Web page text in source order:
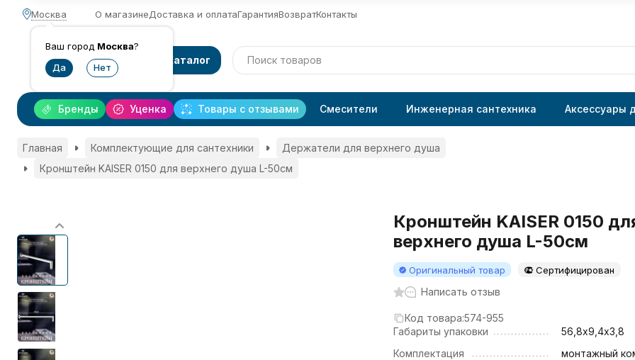
Москва
Ваш город Москва?
О магазинеДоставка и оплатаГарантияВозвратКонтакты
Каталог
Уценка Товары с отзывами
Бренды Смесители Инженерная сантехника Аксессуары
Главная Комплектующие для сантехники
Держатели для верхнего душа
Кронштейн KAISER 0150 для верхнего душа L-50см
Кронштейн KAISER 0150
верхнего душа L-50см
Оригинальный товар Сертифицирован
Написать отзыв
Код товара:574-955
Габариты упаковки
56,8х9,4х3,8
Комплектация
монтажный